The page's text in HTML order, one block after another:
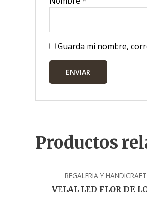
Guarda mi nombre,
Productos
REGALERIA Y HANDICRAFT
VELAL LED FLOR DE